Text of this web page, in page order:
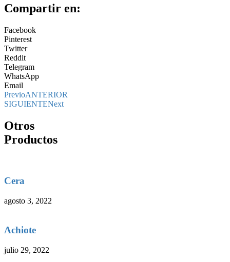
Compartir en:
Facebook
Pinterest
Twitter
Reddit
Telegram
WhatsApp
Email
PrevioANTERIOR
SIGUIENTENext
Otros
Productos
Cera
agosto 3, 2022
Achiote
julio 29, 2022